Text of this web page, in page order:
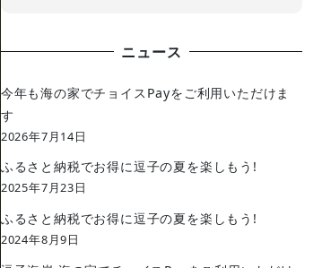
ニュース
今年も海の家でチョイスPayをご利用いただけま
す
2026年7月14日
ふるさと納税でお得に逗子の夏を楽しもう!
2025年7月23日
ふるさと納税でお得に逗子の夏を楽しもう!
2024年8月9日